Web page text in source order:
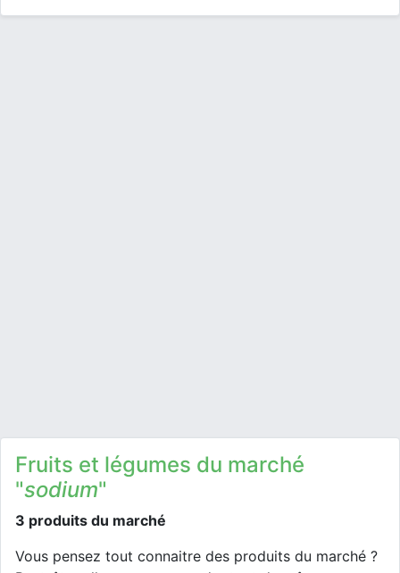
Fruits et légumes du marché
"sodium"
3 produits du marché
Vous pensez tout connaitre des produits du marché ?